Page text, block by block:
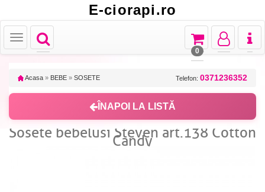
E-ciorapi.ro
Toggle
navigation
Toggle
Toggle
navigation
Toggle
navigation
Toggle
navigation
0
Acasa » BEBE » SOSETE Telefon: 0371236352
ÎNAPOI LA LISTĂ
Sosete bebelusi Steven art.138 Cotton
Candy